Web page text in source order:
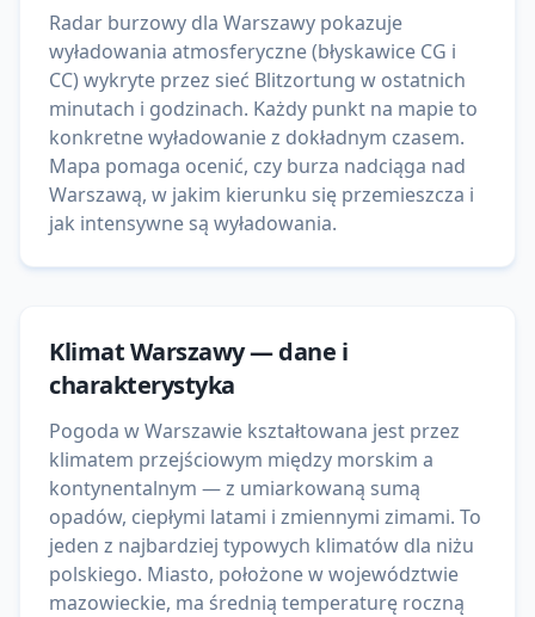
Radar burzowy dla Warszawy pokazuje
wyładowania atmosferyczne (błyskawice CG i
CC) wykryte przez sieć Blitzortung w ostatnich
minutach i godzinach. Każdy punkt na mapie to
konkretne wyładowanie z dokładnym czasem.
Mapa pomaga ocenić, czy burza nadciąga nad
Warszawą, w jakim kierunku się przemieszcza i
jak intensywne są wyładowania.
KlimatWarszawy— dane i
charakterystyka
Pogoda w Warszawie kształtowana jest przez
klimatem przejściowym między morskim a
kontynentalnym — z umiarkowaną sumą
opadów, ciepłymi latami i zmiennymi zimami. To
jeden z najbardziej typowych klimatów dla niżu
polskiego. Miasto, położone w województwie
mazowieckie, ma średnią temperaturę roczną